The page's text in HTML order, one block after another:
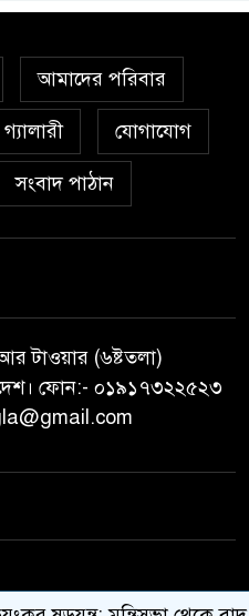
করছেন না চুক্তিভিত্তিক
সহকারী সমন্বয়
আহসান হাবীবের বিরুদ্ধে
কোটি টাকার অবৈধ সম্পদ
অতিরিক্ত ডিআইজি
বিরুদ্ধে গ্রেপ্তারি পরোয়ানা
মন্ত্রণালয়ের কাঁধে দুর্নীতির ভুত:
মেডিকেল বিশ্ববিদ্যালয়
আজিমের দুর্নীতির
আমাদের পরিবার
যোগাযোগ
সংবাদ পাঠান
টাওয়ার (৬ষ্টতলা)
ফোন:- ০১৯১৭৩২২৫২৩